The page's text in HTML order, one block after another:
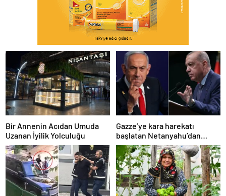
Bir Annenin Acıdan Umuda
Uzanan İyilik Yolculuğu
Gazze’ye kara harekatı
başlatan Netanyahu’dan
Erdoğan’a küstah sözler